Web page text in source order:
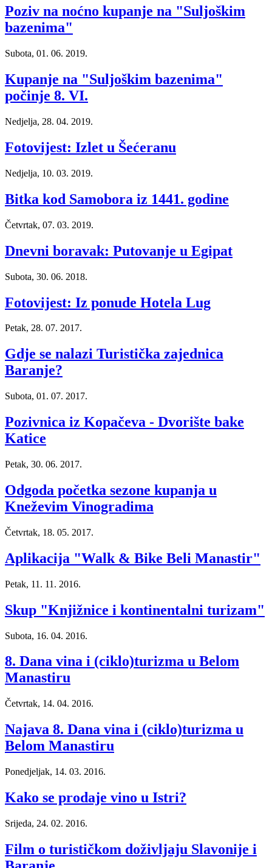
Poziv na noćno kupanje na "Suljoškim
bazenima"
Subota, 01. 06. 2019.
Kupanje na "Suljoškim bazenima"
počinje 8. VI.
Nedjelja, 28. 04. 2019.
Fotovijest: Izlet u Šećeranu
Nedjelja, 10. 03. 2019.
Bitka kod Samobora iz 1441. godine
Četvrtak, 07. 03. 2019.
Dnevni boravak: Putovanje u Egipat
Subota, 30. 06. 2018.
Fotovijest: Iz ponude Hotela Lug
Petak, 28. 07. 2017.
Gdje se nalazi Turistička zajednica
Baranje?
Subota, 01. 07. 2017.
Pozivnica iz Kopačeva - Dvorište bake
Katice
Petak, 30. 06. 2017.
Odgoda početka sezone kupanja u
Kneževim Vinogradima
Četvrtak, 18. 05. 2017.
Aplikacija "Walk & Bike Beli Manastir"
Petak, 11. 11. 2016.
Skup "Knjižnice i kontinentalni turizam"
Subota, 16. 04. 2016.
8. Dana vina i (ciklo)turizma u Belom
Manastiru
Četvrtak, 14. 04. 2016.
Najava 8. Dana vina i (ciklo)turizma u
Belom Manastiru
Ponedjeljak, 14. 03. 2016.
Kako se prodaje vino u Istri?
Srijeda, 24. 02. 2016.
Film o turističkom doživljaju Slavonije i